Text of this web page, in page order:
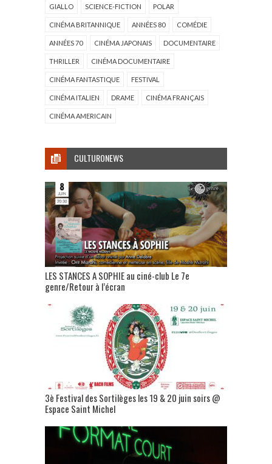
GIALLO SCIENCE-FICTION POLAR
CINÉMA BRITANNIQUE ANNÉES 80 COMÉDIE
ANNÉES 70 CINÉMA JAPONAIS DOCUMENTAIRE
THRILLER CINÉMA DOCUMENTAIRE
CINÉMA FANTASTIQUE FESTIVAL
CINÉMA ITALIEN DRAME CINÉMA FRANÇAIS
CINÉMA AMERICAIN
CULTURONEWS
LES STANCES A SOPHIE au ciné-club Le 7e
genre/Retour à l’écran
3è Festival des Sortilèges les 19 & 20 juin soirs @
Espace Saint Michel